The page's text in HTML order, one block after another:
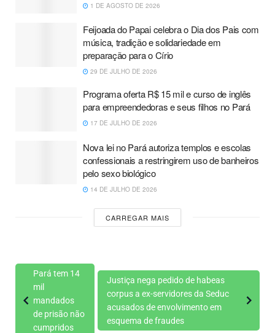
1 DE AGOSTO DE 2026
Feijoada do Papai celebra o Dia dos Pais com
música, tradição e solidariedade em
preparação para o Círio
29 DE JULHO DE 2026
Programa oferta R$ 15 mil e curso de inglês
para empreendedoras e seus filhos no Pará
17 DE JULHO DE 2026
Nova lei no Pará autoriza templos e escolas
confessionais a restringirem uso de banheiros
pelo sexo biológico
14 DE JULHO DE 2026
CARREGAR MAIS
Pará tem 14
mil
mandados
de prisão não
cumpridos
Justiça nega pedido de habeas
corpus a ex-servidores da Seduc
acusados de envolvimento em
esquema de fraudes